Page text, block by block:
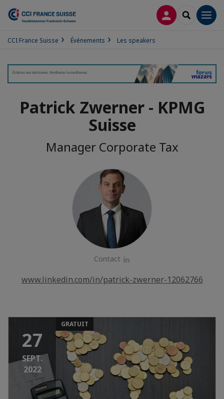
CONNEXION
CCI France Suisse Événements Les speakers
Patrick Zwerner - KPMG
Suisse
Manager Corporate Tax
Contact
www.linkedin.com/in/patrick-zwerner-12062766
27
SEPT.
2022
GRATUIT